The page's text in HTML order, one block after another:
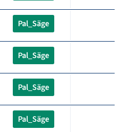
Pal_Säge
Pal_Säge
Pal_Säge
Pal_Säge